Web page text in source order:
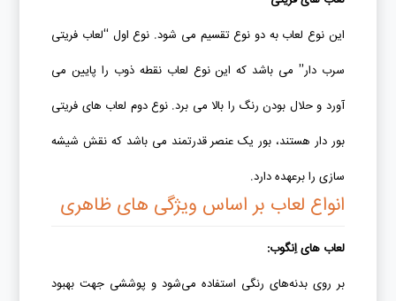
این نوع لعاب به دو نوع تقسیم می شود. نوع اول “لعاب فریتی
سرب دار” می باشد که این نوع لعاب نقطه ذوب را پایین می
آورد و حلال بودن رنگ را بالا می برد. نوع دوم لعاب های فریتی
بور دار هستند، بور یک عنصر قدرتمند می باشد که نقش شیشه
سازی را برعهده دارد.
انواع لعاب بر اساس ویژگی های ظاهری
لعاب­‌ های اِنگوب:
بر روی بدنه‌های رنگی استفاده می­‌شود و پوششی جهت بهبود